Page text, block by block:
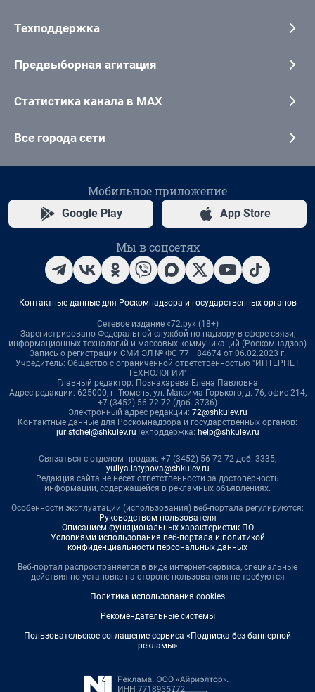
Техподдержка
Предвыборная агитация
Статистика канала в MAX
Все города сети
Мобильное приложение
Google Play App Store
Мы в соцсетях
Контактные данные для Роскомнадзора и государственных органов
Сетевое издание «72.ру» (18+)
Зарегистрировано Федеральной службой по надзору в сфере связи,
информационных технологий и массовых коммуникаций (Роскомнадзор)
Запись о регистрации СМИ ЭЛ № ФС 77– 84674 от 06.02.2023 г.
Учредитель: Общество с ограниченной ответственностью "ИНТЕРНЕТ
ТЕХНОЛОГИИ"
Главный редактор: Познахарева Елена Павловна
Адрес редакции: 625000, г. Тюмень, ул. Максима Горького, д. 76, офис 214,
+7 (3452) 56-72-72 (доб. 3736)
Электронный адрес редакции: 72@shkulev.ru
Контактные данные для Роскомнадзора и государственных органов:
juristchel@shkulev.ruТехподдержка: help@shkulev.ru
Связаться с отделом продаж: +7 (3452) 56-72-72 доб. 3335,
yuliya.latypova@shkulev.ru
Редакция сайта не несет ответственности за достоверность
информации, содержащейся в рекламных объявлениях.
Особенности эксплуатации (использования) веб-портала регулируются:
Руководством пользователя
Описанием функциональных характеристик ПО
Условиями использования веб-портала и политикой
конфиденциальности персональных данных
Веб-портал распространяется в виде интернет-сервиса, специальные
действия по установке на стороне пользователя не требуются
Политика использования cookies
Рекомендательные системы
Пользовательское соглашение сервиса «Подписка без баннерной
рекламы»